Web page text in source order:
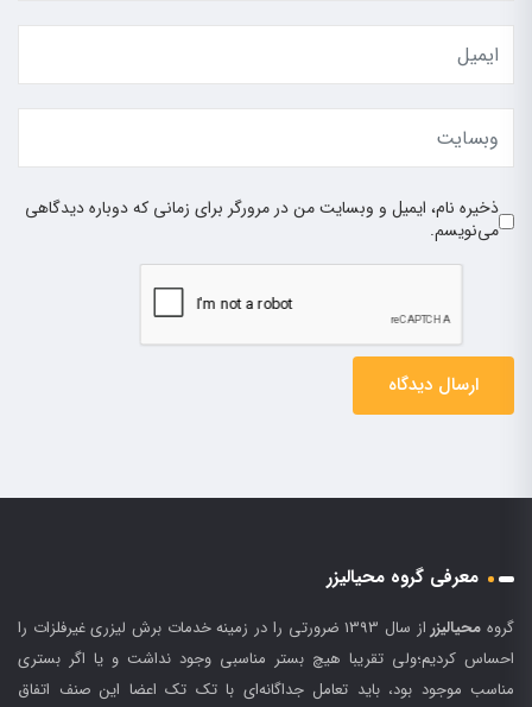
ذخیره نام، ایمیل و وبسایت من در مرورگر برای زمانی که دوباره دیدگاهی
می‌نویسم.
معرفی گروه محیالیزر
گروه محیالیزر
از سال 1393 ضرورتی را در زمینه خدمات برش لیزری غیرفلزات را
احساس کردیم؛ولی تقریبا هیچ بستر مناسبی وجود نداشت و یا اگر بستری
مناسب موجود بود، باید تعامل جداگانه‌ای با تک تک اعضا این صنف اتفاق